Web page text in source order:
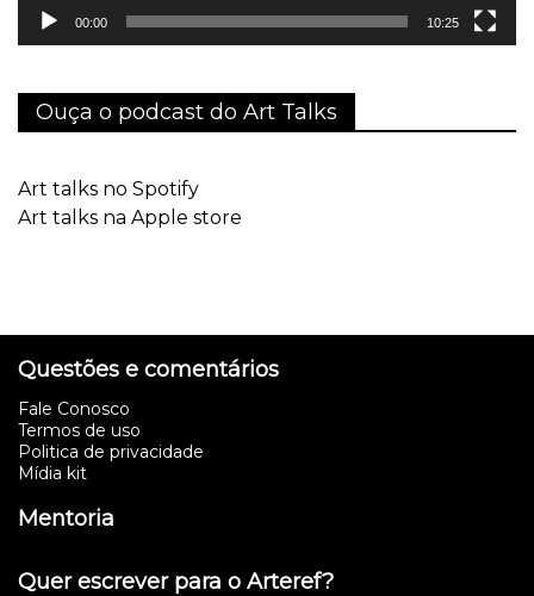
00:00 10:25
Ouça o podcast do Art Talks
Art talks no Spotify
Art talks na Apple store
Questões e comentários
Fale Conosco
Termos de uso
Politica de privacidade
Mídia kit
Mentoria
Quer escrever para o Arteref?